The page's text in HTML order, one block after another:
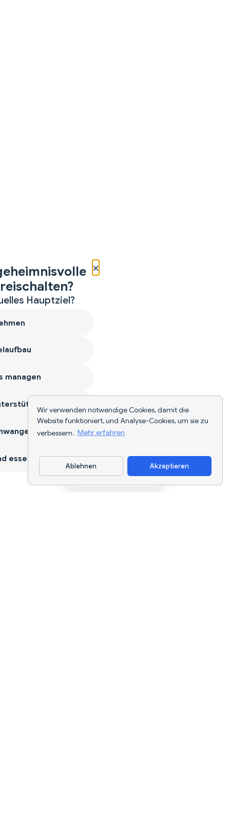
Wir verwenden notwendige Cookies, damit die
Website funktioniert, und Analyse-Cookies, um sie zu
verbessern. Mehr erfahren
Ablehnen Akzeptieren
App herunterladen
×
Hauptziel?
managen
essen